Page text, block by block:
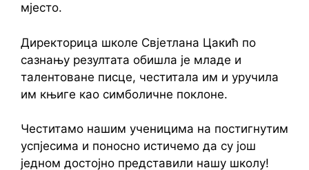
мјесто.
Директорица школе Свјетлана Цакић по
сазнању резултата обишла је младе и
талентоване писце, честитала им и уручила
им књиге као симболичне поклоне.
Честитамо нашим ученицима на постигнутим
успјесима и поносно истичемо да су још
једном достојно представили нашу школу!